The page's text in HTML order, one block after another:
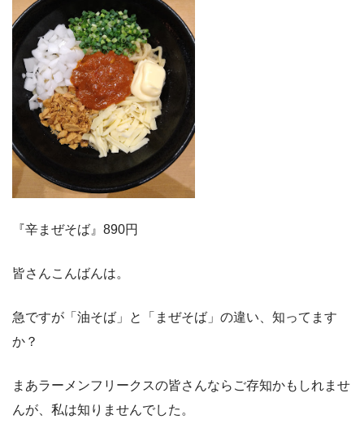
『辛まぜそば』890円
皆さんこんばんは。
急ですが「油そば」と「まぜそば」の違い、知ってます
か？
まあラーメンフリークスの皆さんならご存知かもしれませ
んが、私は知りませんでした。